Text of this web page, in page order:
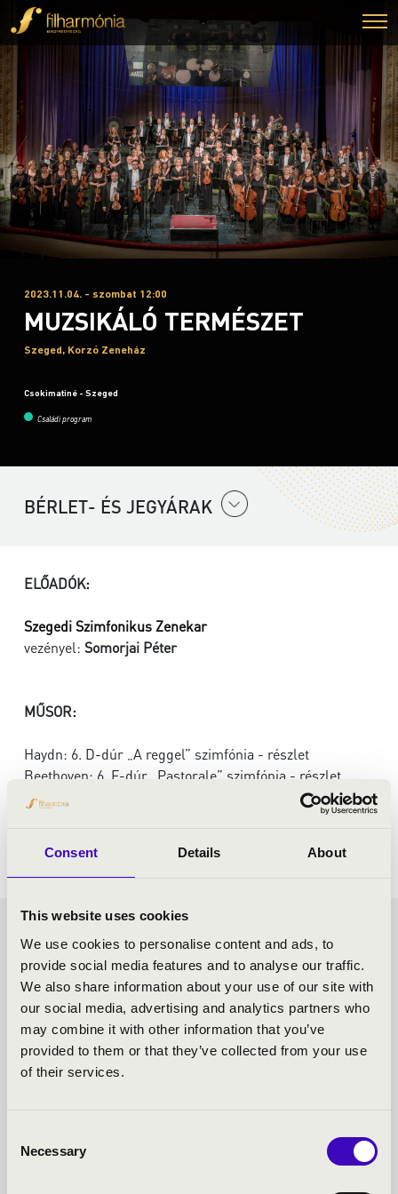
Consent Details About
This website uses cookies
We use cookies to personalise content and ads, to
provide social media features and to analyse our traffic.
We also share information about your use of our site with
our social media, advertising and analytics partners who
may combine it with other information that you’ve
provided to them or that they’ve collected from your use
of their services.
Selection
Necessary
2023.11.04. - szombat 12:00
MUZSIKÁLÓ TERMÉSZET
Szeged, Korzó Zeneház
Csokimatiné - Szeged
Családi program
BÉRLET- ÉS JEGYÁRAK
ELŐADÓK:
Szegedi Szimfonikus Zenekar
vezényel: Somorjai Péter
MŰSOR:
Haydn: 6. D-dúr „A reggel” szimfónia - részlet
Beethoven: 6. F-dúr „Pastorale” szimfónia - részlet
Smetana: Moldva
CSOKIMATINÉ - SZEGED -
TOVÁBBI KONCERTEK